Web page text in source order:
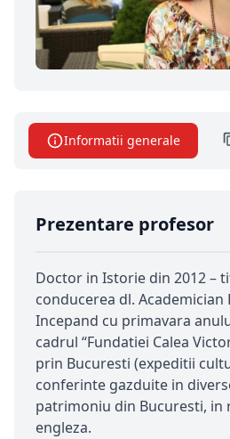
Informatii generale
Prezentare profesor
Doctor in Istorie din 2012 –
conducerea dl. Academician
Incepand cu primavara
cadrul “Fundatiei Calea
prin Bucuresti (expeditii
conferinte gazduite in
patrimoniu din Bucuresti, in
engleza.